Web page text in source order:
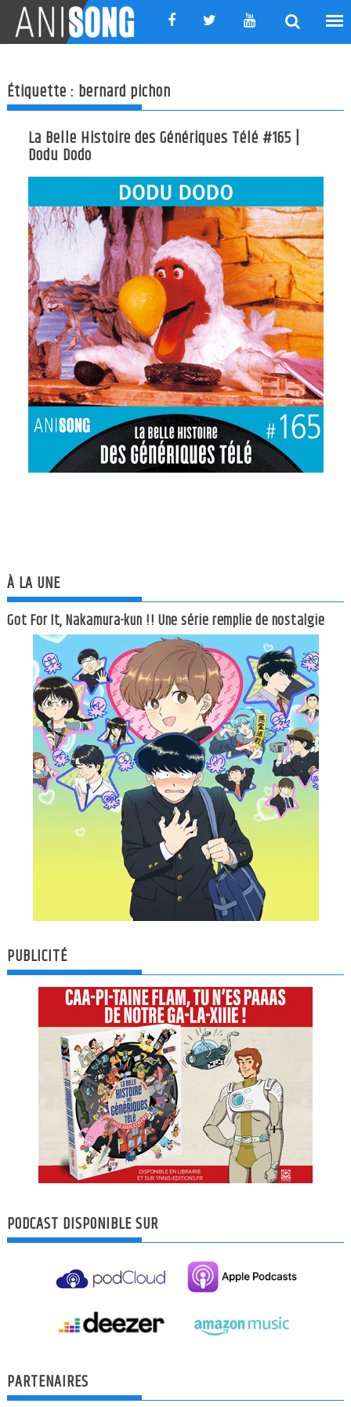
content
Étiquette : bernard pichon
La Belle Histoire des Génériques Télé #165 |
Dodu Dodo
À LA UNE
Got For It, Nakamura-kun !! Une série remplie de nostalgie
PUBLICITÉ
PODCAST DISPONIBLE SUR
PARTENAIRES